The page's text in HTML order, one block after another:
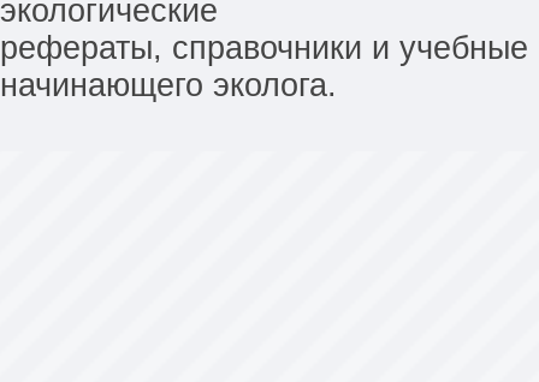
экологические
рефераты, справочники и
начинающего эколога.